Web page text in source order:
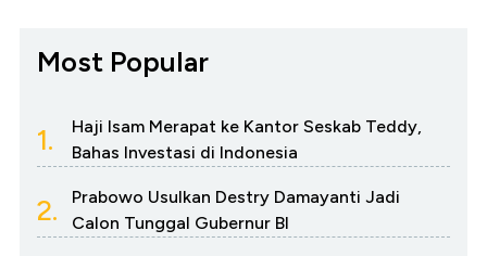
Most Popular
1.
Haji Isam Merapat ke Kantor Seskab Teddy,
Bahas Investasi di Indonesia
2.
Prabowo Usulkan Destry Damayanti Jadi
Calon Tunggal Gubernur BI